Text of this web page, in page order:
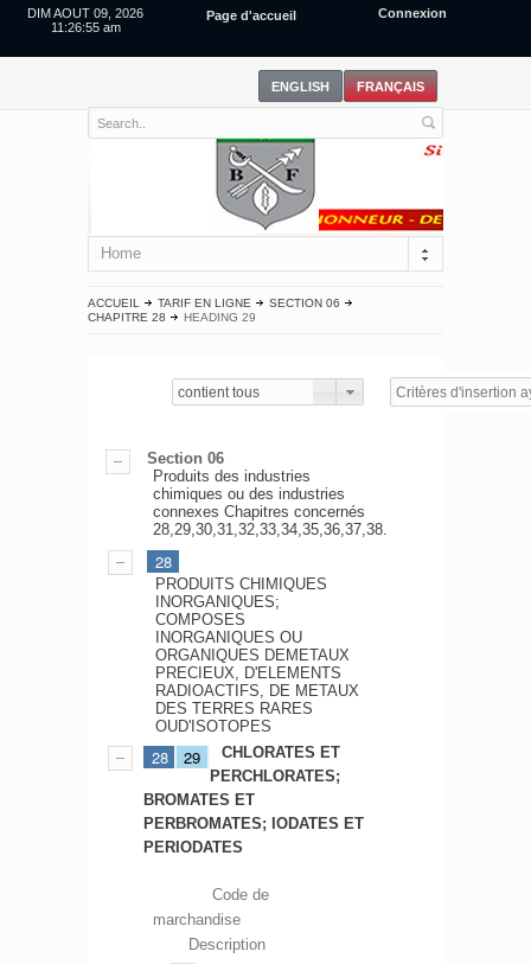
DIM AOUT 09, 2026
11:26:55 am
Page d'accueil Connexion
Home
ACCUEIL TARIF EN LIGNE
SECTION 06
CHAPITRE 28
HEADING 29
contient tous
Section 06
Produits des industries
chimiques ou des industries
connexes Chapitres concernés
28,29,30,31,32,33,34,35,36,37,38.
28
PRODUITS CHIMIQUES
INORGANIQUES;
COMPOSES
INORGANIQUES OU
ORGANIQUES DEMETAUX
PRECIEUX, D'ELEMENTS
RADIOACTIFS, DE METAUX
DES TERRES RARES
OUD'ISOTOPES
28 29
CHLORATES ET
PERCHLORATES;
BROMATES ET
PERBROMATES; IODATES ET
PERIODATES
Code de
marchandise
Description